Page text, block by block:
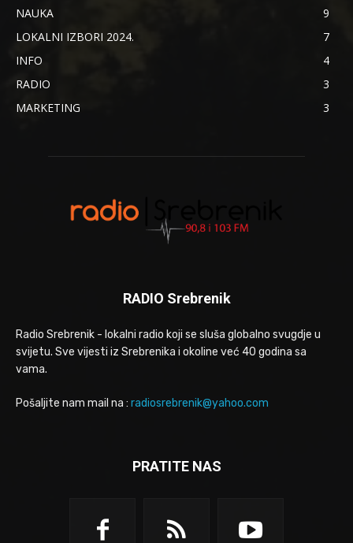
NAUKA
9
LOKALNI IZBORI 2024.
7
INFO
4
RADIO
3
MARKETING
3
RADIO Srebrenik
Radio Srebrenik - lokalni radio koji se sluša globalno svugdje u
svijetu. Sve vijesti iz Srebrenika i okoline već 40 godina sa
vama.
Pošaljite nam mail na : radiosrebrenik@yahoo.com
PRATITE NAS